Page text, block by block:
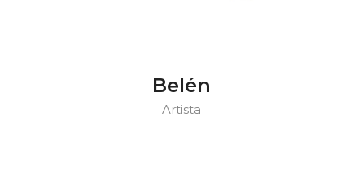
Belén
Artista